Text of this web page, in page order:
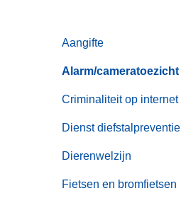
Aangifte
Alarm/cameratoezicht
Criminaliteit op internet
Dienst diefstalpreventie
Dierenwelzijn
Fietsen en bromfietsen